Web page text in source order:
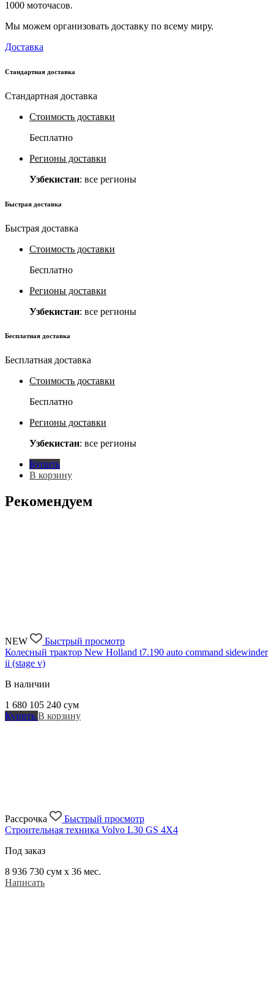
1000 моточасов.
Мы можем организовать доставку по всему миру.
Доставка
Стандартная доставка
Стандартная доставка
Стоимость доставки
Бесплатно
Регионы доставки
Узбекистан: все регионы
Быстрая доставка
Быстрая доставка
Стоимость доставки
Бесплатно
Регионы доставки
Узбекистан: все регионы
Бесплатная доставка
Бесплатная доставка
Стоимость доставки
Бесплатно
Регионы доставки
Узбекистан: все регионы
Купить
В корзину
Рекомендуем
NEW
Быстрый просмотр
Колесный трактор New Holland t7.190 auto command sidewinder
ii (stage v)
В наличии
1 680 105 240 сум
Купить В корзину
Рассрочка
Быстрый просмотр
Строительная техника Volvo L30 GS 4X4
Под заказ
8 936 730 сум x 36 мес.
Написать